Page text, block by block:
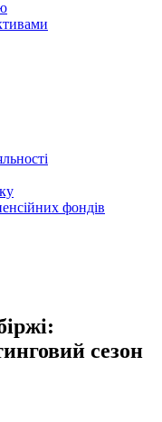
фондів
сезон